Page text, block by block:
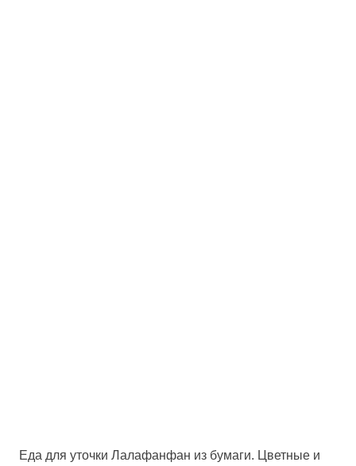
Еда для уточки Лалафанфан из бумаги. Цветные и